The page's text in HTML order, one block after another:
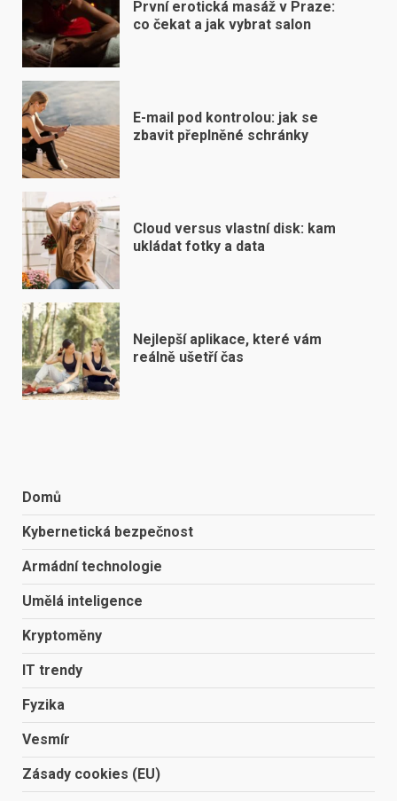
První erotická masáž v Praze:
co čekat a jak vybrat salon
E-mail pod kontrolou: jak se
zbavit přeplněné schránky
Cloud versus vlastní disk: kam
ukládat fotky a data
Nejlepší aplikace, které vám
reálně ušetří čas
Domů
Kybernetická bezpečnost
Armádní technologie
Umělá inteligence
Kryptoměny
IT trendy
Fyzika
Vesmír
Zásady cookies (EU)